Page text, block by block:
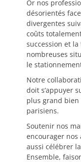
Or nos
désorientés
divergentes
coûts
succession et
nombreuses
le
Notre
doit s’appuyer
plus grand bien
parisiens.
Soutenir nos
encourager nos
aussi célébrer
Ensemble,